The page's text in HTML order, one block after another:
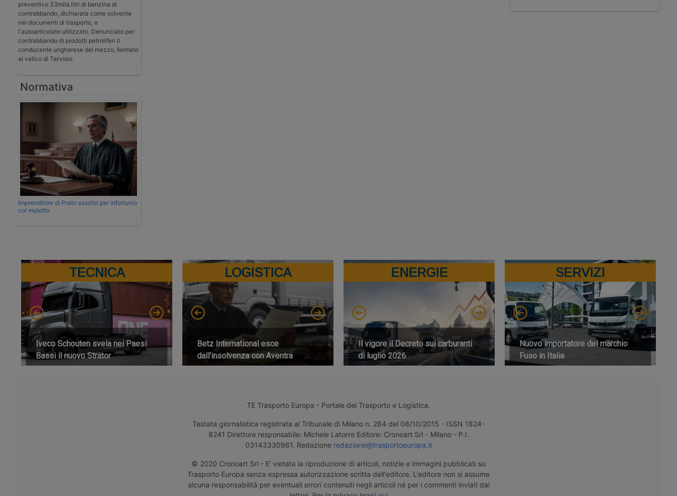
preventivo 33mila litri di benzina di
contrabbando, dichiarata come solvente
nei documenti di trasporto, e
l'autoarticolato utilizzato. Denunciato per
contrabbando di prodotti petroliferi il
conducente ungherese del mezzo, fermato
al valico di Tarvisio.
Normativa
Imprenditore di Prato assolto per infortunio
col muletto
TECNICA
Iveco Schouten svela nei Paesi
Bassi il nuovo Strator
LOGISTICA
Betz International esce
dall’insolvenza con Aventra
ENERGIE
Il vigore il Decreto sui carburanti
di luglio 2026
SERVIZI
Nuovo importatore del marchio
Fuso in Italia
TE Trasporto Europa - Portale del Trasporto e Logistica.
Testata giornalistica registrata al Tribunale di Milano n. 284 del 08/10/2015 - ISSN 1824-
8241 Direttore responsabile: Michele Latorre Editore: Cronoart Srl - Milano - P.I.
03143330961. Redazione redazione@trasportoeuropa.it
© 2020 Cronoart Srl - E' vietata la riproduzione di articoli, notizie e immagini pubblicati su
Trasporto Europa senza espressa autorizzazione scritta dell'editore. L'editore non si assume
alcuna responsabilità per eventuali errori contenuti negli articoli né per i commenti inviati dai